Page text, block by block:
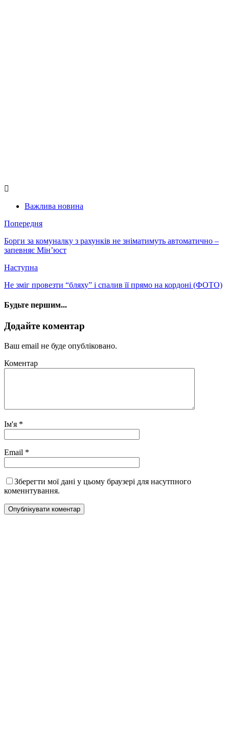
Важлива новина
Попередня
Борги за комуналку з рахунків не зніматимуть автоматично –
запевняє Мін’юст
Наступна
Не зміг провезти “бляху” і спалив її прямо на кордоні (ФОТО)
Будьте першим...
Додайте коментар
Ваш email не буде опубліковано.
Коментар
Ім'я *
Email *
Зберегти мої дані у цьому браузері для насутпного
коменнтування.